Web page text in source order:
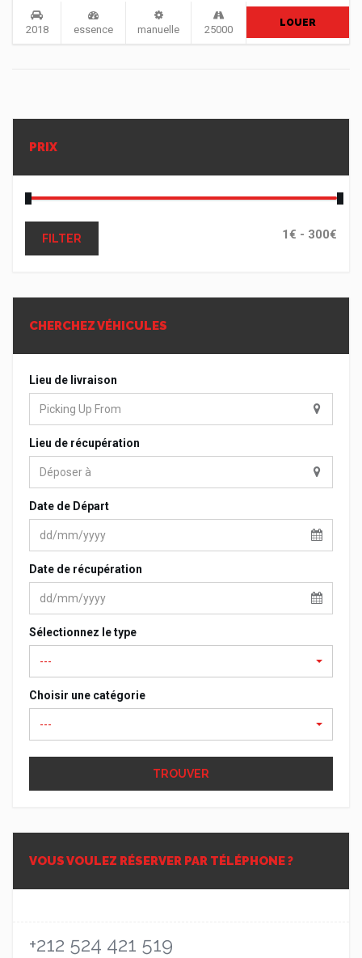
2018 essence manuelle 25000
LOUER
PRIX
FILTER
CHERCHEZ VÉHICULES
Lieu de livraison
Lieu de récupération
Date de Départ
Date de récupération
Sélectionnez le type
---
Choisir une catégorie
---
TROUVER
VOUS VOULEZ RÉSERVER PAR TÉLÉPHONE ?
+212 524 421 519